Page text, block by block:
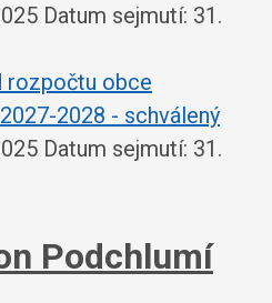
Datum sejmutí: 31.
rozpočtu obce
2028 - schválený
Datum sejmutí: 31.
Podchlumí